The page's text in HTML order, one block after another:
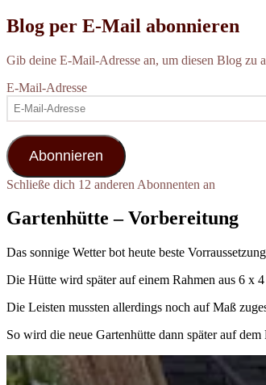
Blog per E-Mail abonnieren
Gib deine E-Mail-Adresse an, um diesen Blog zu
E-Mail-Adresse
Abonnieren
Schließe dich 12 anderen Abonnenten an
Gartenhütte – Vorbereitung
Das sonnige Wetter bot heute beste
Die Hütte wird später auf einem Rahmen aus 6 x
Die Leisten mussten allerdings noch auf Maß
So wird die neue Gartenhütte dann später auf dem